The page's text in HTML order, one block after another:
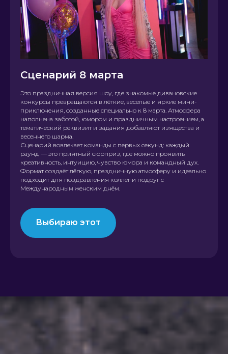
Сценарий 8 марта
Это праздничная версия шоу, где знакомые дивановские
конкурсы превращаются в лёгкие, веселые и яркие мини-
приключения, созданные специально к 8 марта. Атмосфера
наполнена заботой, юмором и праздничным настроением, а
тематический реквизит и задания добавляют изящества и
весеннего шарма.
Сценарий вовлекает команды с первых секунд: каждый
раунд — это приятный сюрприз, где можно проявить
креативность, интуицию, чувство юмора и командный дух.
Формат создаёт лёгкую, праздничную атмосферу и идеально
подходит для поздравления коллег и подруг с
Международным женским днём.
Выбираю этот